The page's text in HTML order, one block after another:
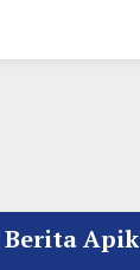
Berita Apik